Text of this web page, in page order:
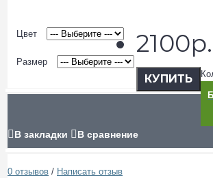
Цвет
Размер
2100р.
КУПИТЬ
В закладки В сравнение
0 отзывов / Написать отзыв